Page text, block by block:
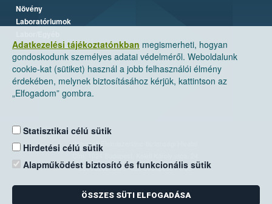
Adatkezelési tájékoztatónkban megismerheti, hogyan
gondoskodunk személyes adatai védelméről. Weboldalunk
cookie-kat (sütiket) használ a jobb felhasználói élmény
érdekében, melynek biztosításához kérjük, kattintson az
„Elfogadom” gombra.
Statisztikai célú sütik
Hirdetési célú sütik
Alapműködést biztosító és funkcionális sütik
ÖSSZES SÜTI ELFOGADÁSA
Növény
Laboratóriumok
Nemzeti Élelmiszerlánc-biztonsági Hivatal
Levelezési cím: 1525 Budapest. Pf. 30.
E-mail:ugyfelszolgalat@nebih.gov.hu